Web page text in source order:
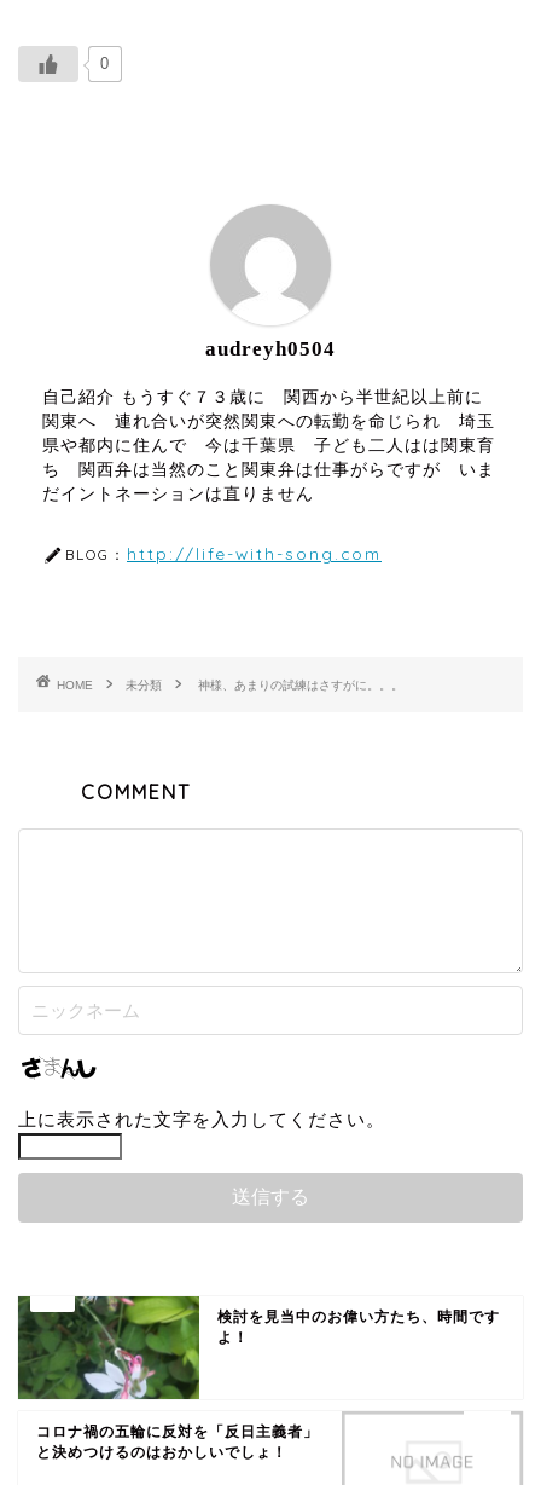
0
audreyh0504
自己紹介 もうすぐ７３歳に 関西から半世紀以上前に
関東へ 連れ合いが突然関東への転勤を命じられ 埼玉
県や都内に住んで 今は千葉県 子ども二人はは関東育
ち 関西弁は当然のこと関東弁は仕事がらですが いま
だイントネーションは直りません
BLOG： http://life-with-song.com
HOME 未分類 神様、あまりの試練はさすがに。。。
COMMENT
上に表示された文字を入力してください。
検討を見当中のお偉い方たち、時間です
よ！
コロナ禍の五輪に反対を「反日主義者」
と決めつけるのはおかしいでしょ！